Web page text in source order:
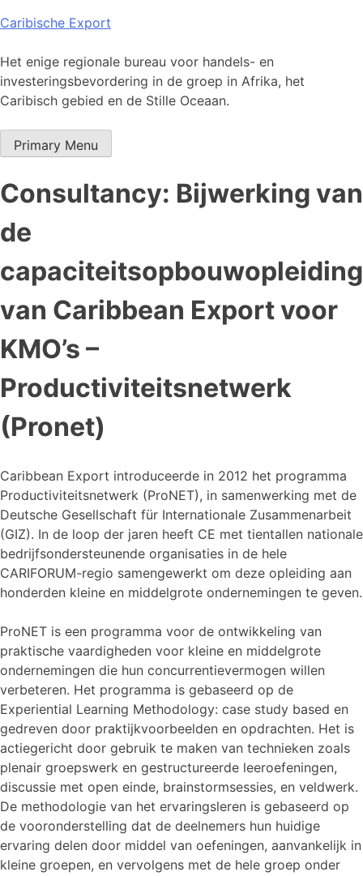
Skip
content
Caribische Export
Het enige regionale bureau voor handels- en
investeringsbevordering in de groep in Afrika, het
Caribisch gebied en de Stille Oceaan.
Primary Menu
Consultancy: Bijwerking van
de
capaciteitsopbouwopleiding
van Caribbean Export voor
KMO’s –
Productiviteitsnetwerk
(Pronet)
Caribbean Export introduceerde in 2012 het programma
Productiviteitsnetwerk (ProNET), in samenwerking met de
Deutsche Gesellschaft für Internationale Zusammenarbeit
(GIZ). In de loop der jaren heeft CE met tientallen nationale
bedrijfsondersteunende organisaties in de hele
CARIFORUM-regio samengewerkt om deze opleiding aan
honderden kleine en middelgrote ondernemingen te geven.
ProNET is een programma voor de ontwikkeling van
praktische vaardigheden voor kleine en middelgrote
ondernemingen die hun concurrentievermogen willen
verbeteren. Het programma is gebaseerd op de
Experiential Learning Methodology: case study based en
gedreven door praktijkvoorbeelden en opdrachten. Het is
actiegericht door gebruik te maken van technieken zoals
plenair groepswerk en gestructureerde leeroefeningen,
discussie met open einde, brainstormsessies, en veldwerk.
De methodologie van het ervaringsleren is gebaseerd op
de vooronderstelling dat de deelnemers hun huidige
ervaring delen door middel van oefeningen, aanvankelijk in
kleine groepen, en vervolgens met de hele groep onder